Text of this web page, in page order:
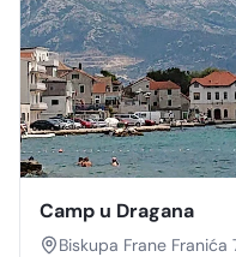
Camp u Dragana
Biskupa Frane Franića